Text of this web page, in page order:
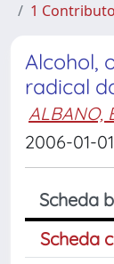
1
Alcohol,
radical
ALBANO,
2006-01-01
Scheda
Scheda